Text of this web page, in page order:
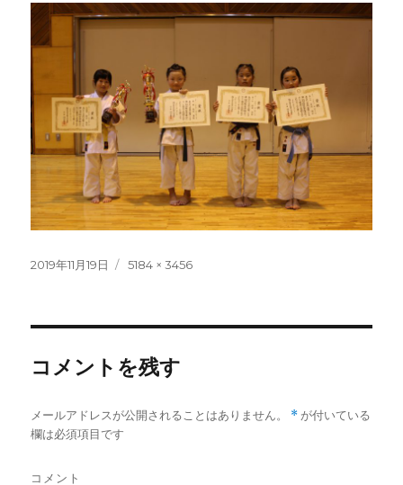
投
2019年11月19日
フ
5184 × 3456
コメントを残す
メールアドレスが公開されることはありません。 * が付いている
欄は必須項目です
コメント